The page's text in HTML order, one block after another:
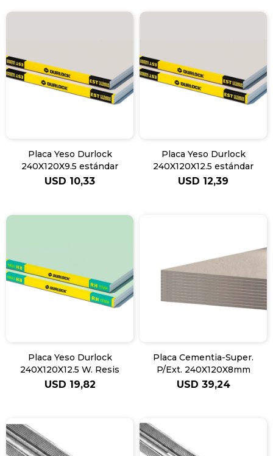
Placa Yeso Durlock
240X120X9.5 estándar
USD 10,33
Placa Yeso Durlock
240X120X12.5 estándar
USD 12,39
Placa Yeso Durlock
240X120X12.5 W. Resis
USD 19,82
Placa Cementia-Super.
P/Ext. 240X120X8mm
USD 39,24